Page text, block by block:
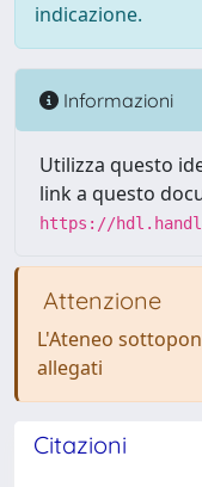
indicazione.
Informazioni
Utilizza questo
link a questo
https://
Attenzione
L'Ateneo
allegati
Citazioni